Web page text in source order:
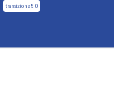
transizione 5.0